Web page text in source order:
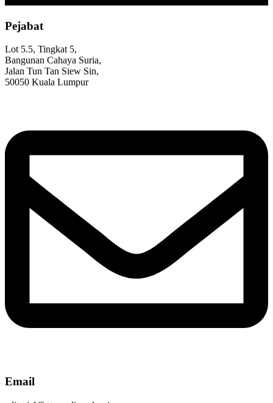
Pejabat
Lot 5.5, Tingkat 5,
Bangunan Cahaya Suria,
Jalan Tun Tan Siew Sin,
50050 Kuala Lumpur
Email